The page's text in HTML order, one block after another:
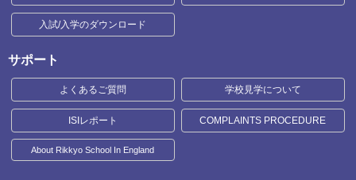
入試/入学のダウンロード
サポート
よくあるご質問 学校見学について
ISIレポート COMPLAINTS PROCEDURE
About Rikkyo School In England